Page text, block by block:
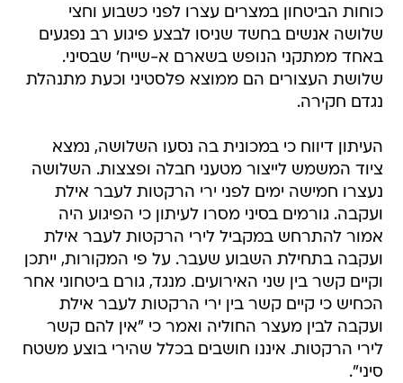
כוחות הביטחון במצרים עצרו לפני כשבוע וחצי
שלושה אנשים בחשד שניסו לבצע פיגוע רב נפגעים
באחד ממתקני הנופש בשארם א-שייח' שבסיני.
שלושת העצורים הם ממוצא פלסטיני וכעת מתנהלת
נגדם חקירה.
העיתון דיווח כי במכונית בה נסעו השלושה, נמצא
ציוד המשמש לייצור מטעני חבלה ופצצות. השלושה
נעצרו חמישה ימים לפני ירי הרקטות לעבר אילת
ועקבה. גורמים בסיני מסרו לעיתון כי הפיגוע היה
אמור להתרחש במקביל לירי הרקטות לעבר אילת
ועקבה בתחילת השבוע שעבר. על פי המקורות, ייתכן
וקיים קשר בין שני האירועים. מנגד, גורם ביטחוני אחר
הכחיש כי קיים קשר בין ירי הרקטות לעבר אילת
ועקבה לבין מעצר החוליה ואמר כי "אין להם קשר
לירי הרקטות. איננו חושבים בכלל שהירי בוצע משטח
סיני".